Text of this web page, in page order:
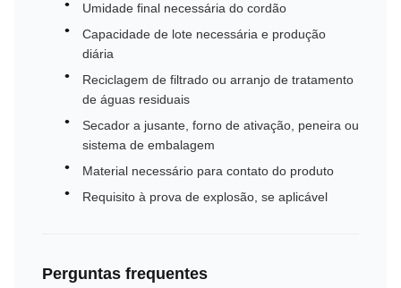
Umidade final necessária do cordão
Capacidade de lote necessária e produção
diária
Reciclagem de filtrado ou arranjo de tratamento
de águas residuais
Secador a jusante, forno de ativação, peneira ou
sistema de embalagem
Material necessário para contato do produto
Requisito à prova de explosão, se aplicável
Perguntas frequentes